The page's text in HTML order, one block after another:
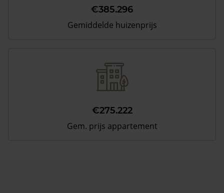
€385.296
Gemiddelde huizenprijs
€275.222
Gem. prijs appartement